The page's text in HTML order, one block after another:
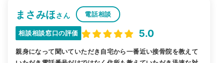
まさみほさん 電話相談
相談相談窓口の評価 5.0
親身になって聞いていただき自宅から一番近い接骨院を教えて